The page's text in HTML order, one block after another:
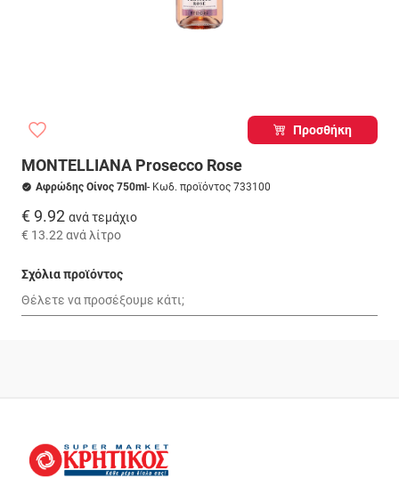
Προσθήκη
MONTELLIANA Prosecco Rose
Αφρώδης Οίνος 750ml - Κωδ. προϊόντος 733100
€ 9.92 ανά τεμάχιο
€ 13.22 ανά λίτρο
Σχόλια προϊόντος